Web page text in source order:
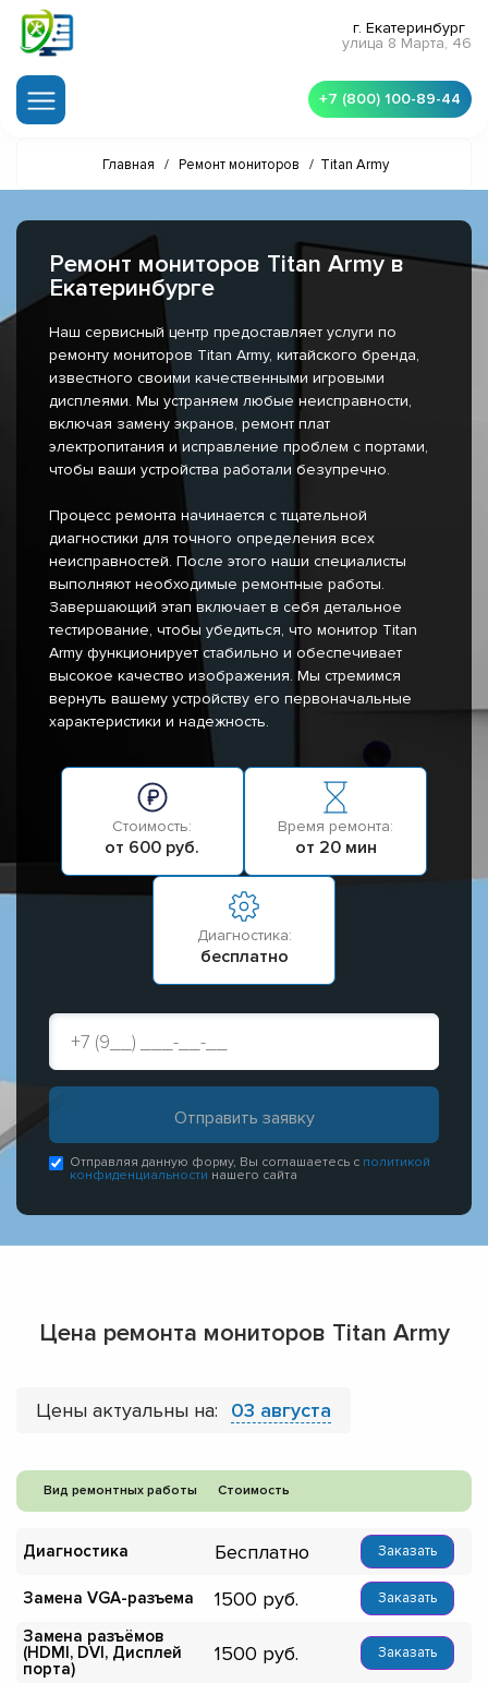
г. Екатеринбург
улица 8 Марта, 46
+7 (800) 100-89-44
Главная / Ремонт мониторов / Titan Army
Ремонт мониторов Titan Army в
Екатеринбурге
Наш сервисный центр предоставляет услуги по
ремонту мониторов Titan Army, китайского бренда,
известного своими качественными игровыми
дисплеями. Мы устраняем любые неисправности,
включая замену экранов, ремонт плат
электропитания и исправление проблем с портами,
чтобы ваши устройства работали безупречно.
Процесс ремонта начинается с тщательной
диагностики для точного определения всех
неисправностей. После этого наши специалисты
выполняют необходимые ремонтные работы.
Завершающий этап включает в себя детальное
тестирование, чтобы убедиться, что монитор Titan
Army функционирует стабильно и обеспечивает
высокое качество изображения. Мы стремимся
вернуть вашему устройству его первоначальные
характеристики и надежность.
Стоимость:
от 600 руб.
Время ремонта:
от 20 мин
Диагностика:
бесплатно
Отправляя данную форму, Вы соглашаетесь с политикой
конфиденциальности нашего сайта
Цена ремонта мониторов Titan Army
Цены актуальны на: 03 августа
Вид ремонтных работы Стоимость
Диагностика Бесплатно Заказать
Замена VGA-разъема 1500 Заказать
Замена разъёмов
(HDMI, DVI, Дисплей
порта)
1500 Заказать